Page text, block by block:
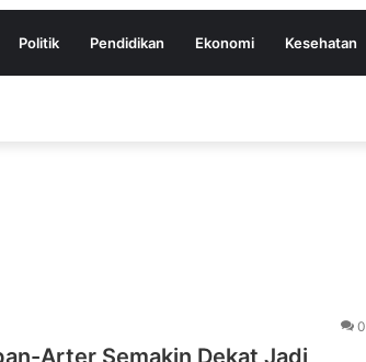
Politik Pendidikan Ekonomi Kesehatan
0
Arter Semakin Dekat Jadi